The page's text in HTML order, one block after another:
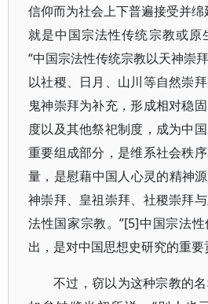
信仰而为社会上下普遍接受并
就是中国宗法性传统宗教或原
“中国宗法性传统宗教以天神崇
以社稷、日月、山川等自然崇
鬼神崇拜为补充，形成相对稳
度以及其他祭祀制度，成为中
重要组成部分，是维系社会秩
量，是慰藉中国人心灵的精神
神崇拜、皇祖崇拜、社稷崇拜
法性国家宗教。”[5]中国宗法
出，是对中国思想史研究的重要
不过，窃以为这种宗教的